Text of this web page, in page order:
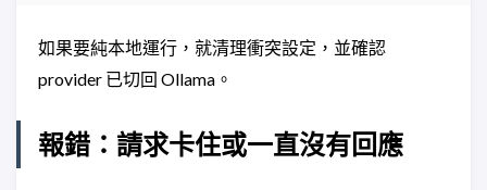
如果要純本地運行，就清理衝突設定，並確認
provider 已切回 Ollama。
報錯：請求卡住或一直沒有回應